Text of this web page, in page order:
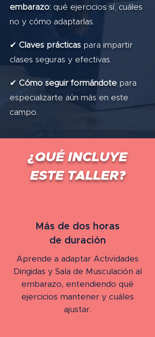
embarazo: qué ejercicios sí, cuáles
no y cómo adaptarlas.
✔ Claves prácticas para impartir
clases seguras y efectivas.
✔ Cómo seguir formándote para
especializarte aún más en este
campo.
¿QUÉ INCLUYE
ESTE TALLER?
Más de dos horas
de duración
Aprende a adaptar Actividades
Dirigidas y Sala de Musculación al
embarazo, entendiendo qué
ejercicios mantener y cuáles
ajustar.